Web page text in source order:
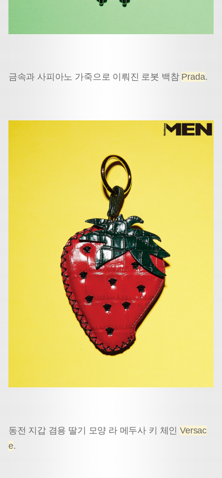
금속과 사피아노 가죽으로 이뤄진 로봇 백참 Prada.
동전 지갑 겸용 딸기 모양 라 메두사 키 체인Versac
e.